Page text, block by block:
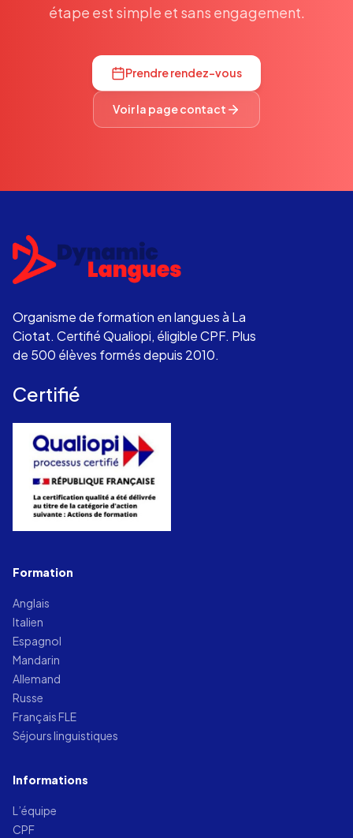
étape est simple et sans engagement.
Prendre rendez-vous
Voir la page contact
Organisme de formation en langues à La
Ciotat. Certifié Qualiopi, éligible CPF. Plus
de 500 élèves formés depuis 2010.
Certifié
Formation
Anglais
Italien
Espagnol
Mandarin
Allemand
Russe
Français FLE
Séjours linguistiques
Informations
L’équipe
CPF